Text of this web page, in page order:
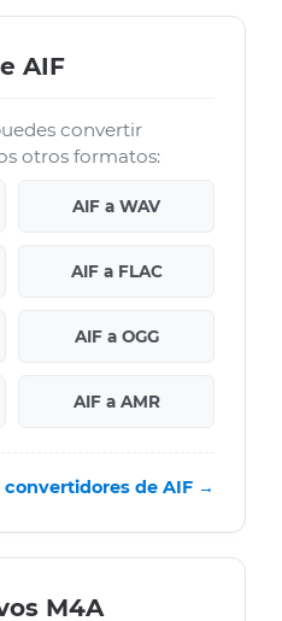
AIF
convertir
otros formatos:
AIF a WAV
AIF a FLAC
AIF a OGG
AIF a AMR
convertidores de AIF →
M4A